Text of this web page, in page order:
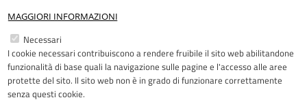
MAGGIORI INFORMAZIONI
Necessari
I cookie necessari contribuiscono a rendere fruibile il sito web abilitandone
funzionalità di base quali la navigazione sulle pagine e l'accesso alle aree
protette del sito. Il sito web non è in grado di funzionare correttamente
senza questi cookie.
Restiamo in contatto
FacebookYouTubeLinkedInInstagram